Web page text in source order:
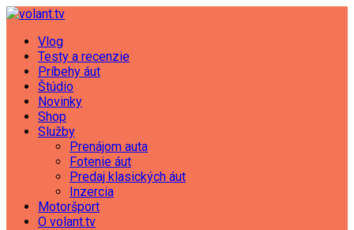
Vlog
Testy a recenzie
Príbehy áut
Štúdio
Novinky
Shop
Služby
Prenájom auta
Fotenie áut
Predaj klasických áut
Inzercia
Motoršport
O volant.tv